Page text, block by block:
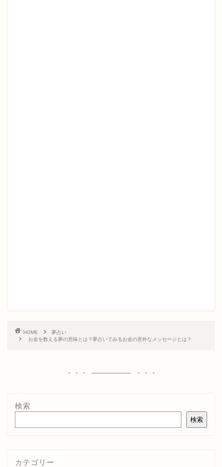
HOME
夢占い
お金を数える夢の意味とは？夢占いでみるお金の意外なメッセージとは？
検索
検索
カテゴリー